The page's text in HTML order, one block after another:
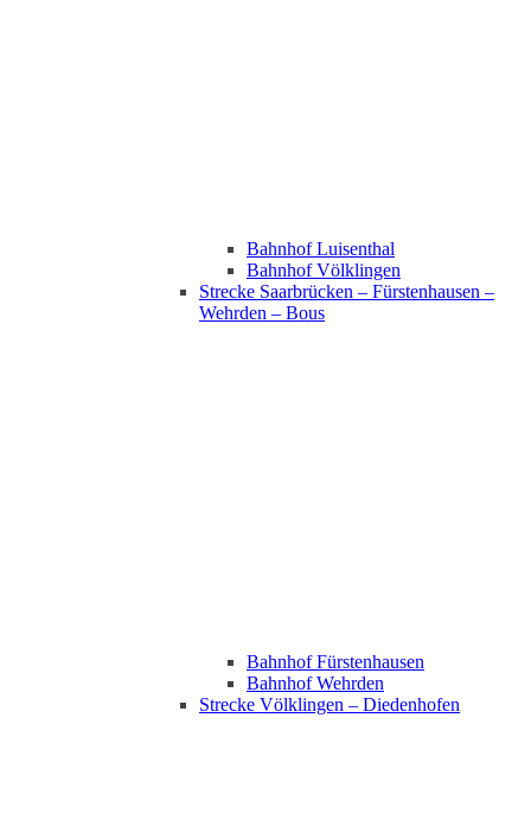
Bahnhof Luisenthal
Bahnhof Völklingen
Strecke Saarbrücken – Fürstenhausen –
Wehrden – Bous
Bahnhof Fürstenhausen
Bahnhof Wehrden
Strecke Völklingen – Diedenhofen